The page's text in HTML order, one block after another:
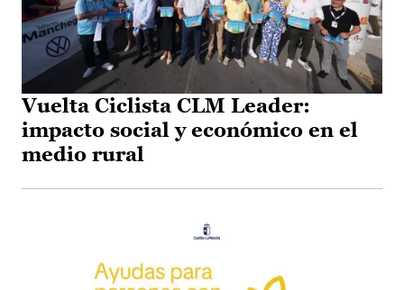
Vuelta Ciclista CLM Leader:
impacto social y económico en el
medio rural